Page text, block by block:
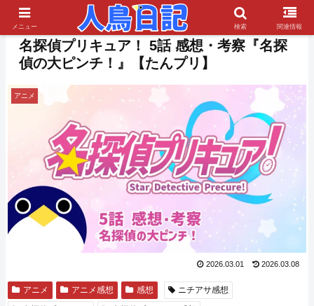
名探偵プリキュア！ 5話 感想・考察『名探
偵の大ピンチ！』【たんプリ】
アニメ
2026.03.01 2026.03.08
アニメ アニメ感想 感想
ニチアサ感想
メニュー 検索 関連情報